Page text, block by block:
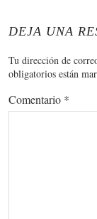
DEJA UNA
Tu dirección de
obligatorios están
Comentario *